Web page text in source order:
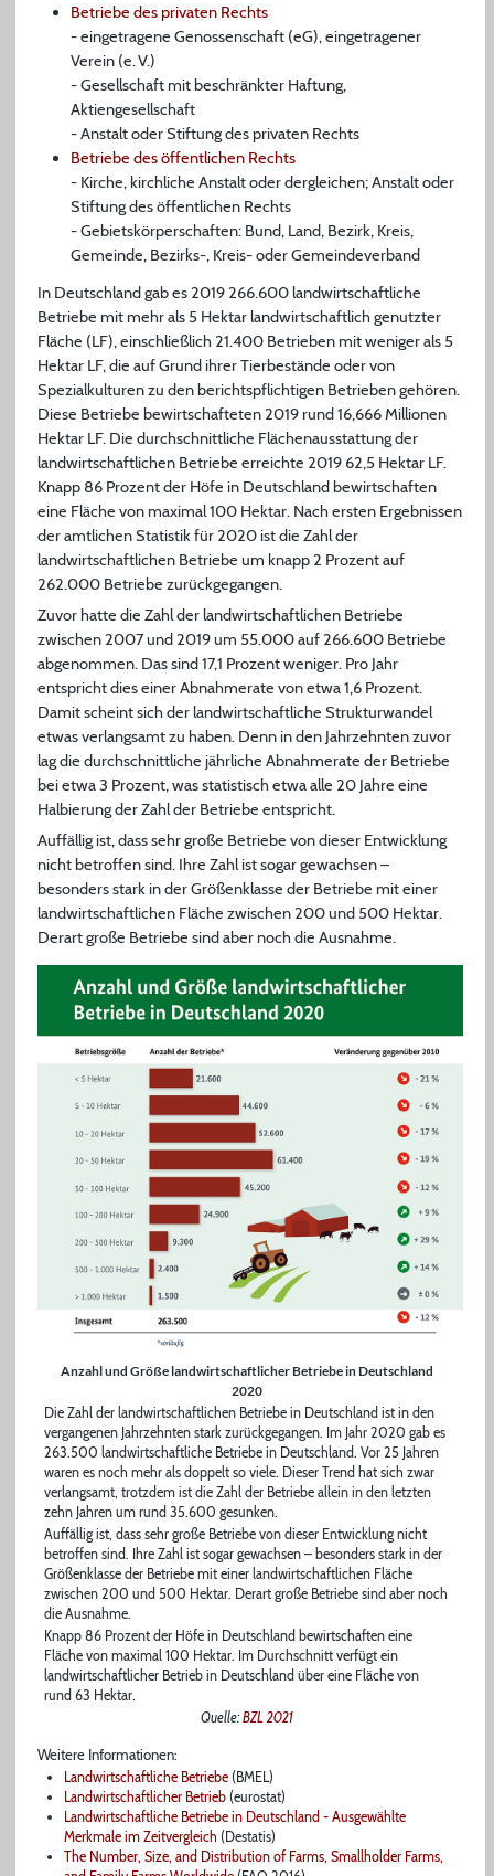
Betriebe des privaten Rechts
- eingetragene Genossenschaft (eG), eingetragener
Verein (e. V.)
- Gesellschaft mit beschränkter Haftung,
Aktiengesellschaft
- Anstalt oder Stiftung des privaten Rechts
Betriebe des öffentlichen Rechts
- Kirche, kirchliche Anstalt oder dergleichen; Anstalt oder
Stiftung des öffentlichen Rechts
- Gebietskörperschaften: Bund, Land, Bezirk, Kreis,
Gemeinde, Bezirks-, Kreis- oder Gemeindeverband
In Deutschland gab es 2019 266.600 landwirtschaftliche
Betriebe mit mehr als 5 Hektar landwirtschaftlich genutzter
Fläche (LF), einschließlich 21.400 Betrieben mit weniger als 5
Hektar LF, die auf Grund ihrer Tierbestände oder von
Spezialkulturen zu den berichtspflichtigen Betrieben gehören.
Diese Betriebe bewirtschafteten 2019 rund 16,666 Millionen
Hektar LF. Die durchschnittliche Flächenausstattung der
landwirtschaftlichen Betriebe erreichte 2019 62,5 Hektar LF.
Knapp 86 Prozent der Höfe in Deutschland bewirtschaften
eine Fläche von maximal 100 Hektar. Nach ersten Ergebnissen
der amtlichen Statistik für 2020 ist die Zahl der
landwirtschaftlichen Betriebe um knapp 2 Prozent auf
262.000 Betriebe zurückgegangen.
Zuvor hatte die Zahl der landwirtschaftlichen Betriebe
zwischen 2007 und 2019 um 55.000 auf 266.600 Betriebe
abgenommen. Das sind 17,1 Prozent weniger. Pro Jahr
entspricht dies einer Abnahmerate von etwa 1,6 Prozent.
Damit scheint sich der landwirtschaftliche Strukturwandel
etwas verlangsamt zu haben. Denn in den Jahrzehnten zuvor
lag die durchschnittliche jährliche Abnahmerate der Betriebe
bei etwa 3 Prozent, was statistisch etwa alle 20 Jahre eine
Halbierung der Zahl der Betriebe entspricht.
Auffällig ist, dass sehr große Betriebe von dieser Entwicklung
nicht betroffen sind. Ihre Zahl ist sogar gewachsen –
besonders stark in der Größenklasse der Betriebe mit einer
landwirtschaftlichen Fläche zwischen 200 und 500 Hektar.
Derart große Betriebe sind aber noch die Ausnahme.
Anzahl und Größe landwirtschaftlicher Betriebe in Deutschland
2020
Die Zahl der landwirtschaftlichen Betriebe in Deutschland ist in den
vergangenen Jahrzehnten stark zurückgegangen. Im Jahr 2020 gab es
263.500 landwirtschaftliche Betriebe in Deutschland. Vor 25 Jahren
waren es noch mehr als doppelt so viele. Dieser Trend hat sich zwar
verlangsamt, trotzdem ist die Zahl der Betriebe allein in den letzten
zehn Jahren um rund 35.600 gesunken.
Auffällig ist, dass sehr große Betriebe von dieser Entwicklung nicht
betroffen sind. Ihre Zahl ist sogar gewachsen – besonders stark in der
Größenklasse der Betriebe mit einer landwirtschaftlichen Fläche
zwischen 200 und 500 Hektar. Derart große Betriebe sind aber noch
die Ausnahme.
Knapp 86 Prozent der Höfe in Deutschland bewirtschaften eine
Fläche von maximal 100 Hektar. Im Durchschnitt verfügt ein
landwirtschaftlicher Betrieb in Deutschland über eine Fläche von
rund 63 Hektar.
Quelle:BZL 2021
Weitere Informationen:
Landwirtschaftliche Betriebe (BMEL)
Landwirtschaftlicher Betrieb (eurostat)
Landwirtschaftliche Betriebe in Deutschland - Ausgewählte
Merkmale im Zeitvergleich (Destatis)
The Number, Size, and Distribution of Farms, Smallholder Farms,